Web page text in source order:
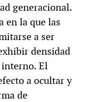
generacional.
en la que las
a ser
densidad
El
a ocultar y
de